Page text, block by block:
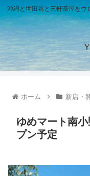
沖縄と世田谷と三軒茶屋をウ
ホーム 新店・
ゆめマート南
プン予定